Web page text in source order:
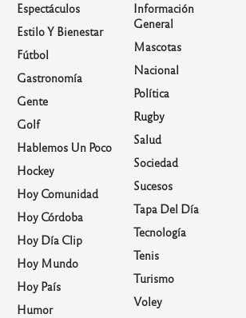
Espectáculos
Estilo Y Bienestar
Fútbol
Gastronomía
Gente
Golf
Hablemos Un Poco
Hockey
Hoy Comunidad
Hoy Córdoba
Hoy Día Clip
Hoy Mundo
Hoy País
Humor
Información
General
Mascotas
Nacional
Política
Rugby
Salud
Sociedad
Sucesos
Tapa Del Día
Tecnología
Tenis
Turismo
Voley